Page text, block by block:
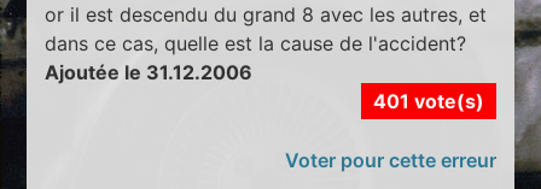
or il est descendu du grand 8 avec les autres, et
dans ce cas, quelle est la cause de l'accident?
Ajoutée le 31.12.2006
401 vote(s)
Voter pour cette erreur